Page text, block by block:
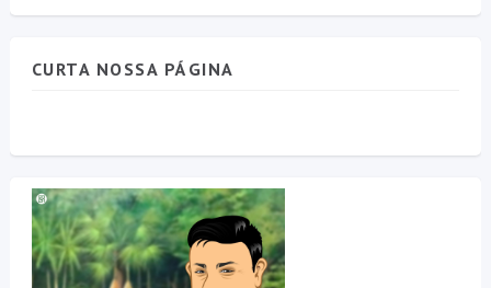
CURTA NOSSA PÁGINA